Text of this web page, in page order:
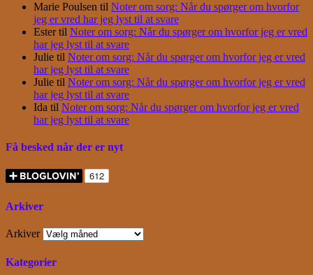
Marie Poulsen til Noter om sorg: Når du spørger om hvorfor
jeg er vred har jeg lyst til at svare
Estertil Noter om sorg: Når du spørger om hvorfor jeg er vred
har jeg lyst til at svare
Julie til Noter om sorg: Når du spørger om hvorfor jeg er vred
har jeg lyst til at svare
Julie til Noter om sorg: Når du spørger om hvorfor jeg er vred
har jeg lyst til at svare
Ida til Noter om sorg: Når du spørger om hvorfor jeg er vred
har jeg lyst til at svare
Få besked når der er nyt
Arkiver
Arkiver
Kategorier